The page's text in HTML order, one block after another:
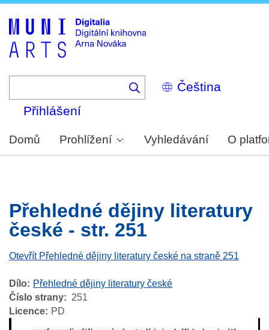
Select
your
Přihlášení
Domů Prohlížení Vyhledávání O
Přehledné dějiny literatury
české - str. 251
Otevřít Přehledné dějiny literatury české na straně 251
Dílo
Přehledné dějiny literatury české
Číslo strany
251
Licence
PD